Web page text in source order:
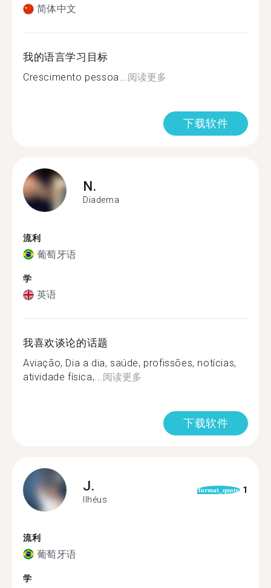
简体中文
我的语言学习目标
Crescimento pessoa...阅读更多
下载软件
N.
Diadema
流利
葡萄牙语
学
英语
我喜欢谈论的话题
Aviação, Dia a dia, saúde, profissões, notícias,
atividade física,...阅读更多
下载软件
J.
Ilhéus
format_quote 1
流利
葡萄牙语
学